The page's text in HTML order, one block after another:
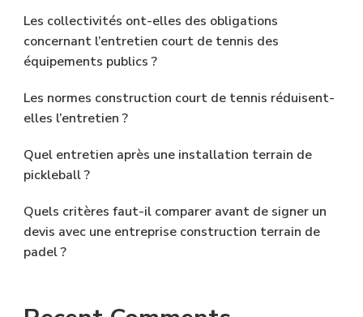
Les collectivités ont-elles des obligations
concernant l’entretien court de tennis des
équipements publics ?
Les normes construction court de tennis réduisent-
elles l’entretien ?
Quel entretien après une installation terrain de
pickleball ?
Quels critères faut-il comparer avant de signer un
devis avec une entreprise construction terrain de
padel ?